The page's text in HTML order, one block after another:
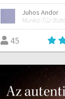
Juhos Andor
45